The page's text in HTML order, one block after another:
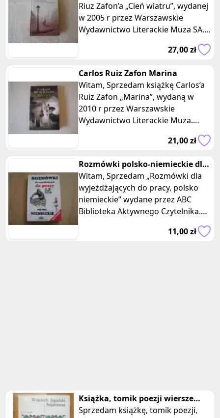
Riuz Zafon’a „Cień wiatru”, wydanej
w 2005 r przez Warszawskie
Wydawnictwo Literackie Muza SA.
27,00 zł
Carlos Ruiz Zafon Marina
Witam, Sprzedam książkę Carlos’a
Ruiz Zafon „Marina”, wydaną w
2010 r przez Warszawskie
Wydawnictwo Literackie Muza.
Książka w miękkiej, impregnowanej
21,00 zł
Rozmówki polsko-niemieckie dla
wyjeżdżających do pracy
Witam, Sprzedam „Rozmówki dla
wyjeżdżających do pracy, polsko
niemieckie” wydane przez ABC
Biblioteka Aktywnego Czytelnika.
Książka w miękkiej, impregnowane
11,00 zł
Książka, tomik poezji wiersze
Suplement Wojciech Jagielski
Sprzedam książkę, tomik poezji,